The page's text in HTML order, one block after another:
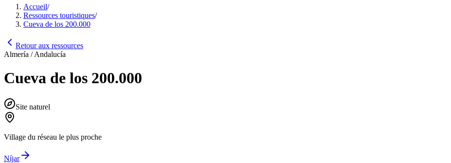
Accueil/
Ressources touristiques/
Cueva de los 200.000
Retour aux ressources
Almería / Andalucía
Cueva de los 200.000
Site naturel
Village du réseau le plus proche
Níjar